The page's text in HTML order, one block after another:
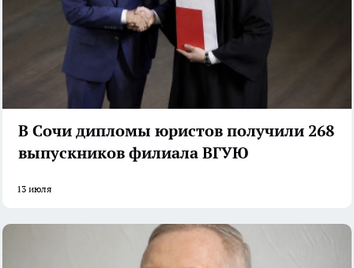
В Сочи дипломы юристов получили 268
выпускников филиала ВГУЮ
13 июля